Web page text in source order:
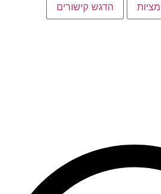
הדגש קישורים